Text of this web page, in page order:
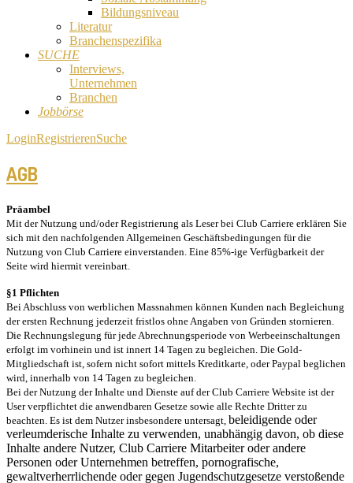
Bildungsniveau
Literatur
Branchenspezifika
SUCHE
Interviews,
Unternehmen
Branchen
Jobbörse
LoginRegistrierenSuche
AGB
Präambel
Mit der Nutzung und/oder Registrierung als Leser bei Club Carriere erklären Sie
sich mit den nachfolgenden Allgemeinen Geschäftsbedingungen für die
Nutzung von Club Carriere einverstanden. Eine 85%-ige Verfügbarkeit der
Seite wird hiermit vereinbart.
§1 Pflichten
Bei Abschluss von werblichen Massnahmen können Kunden nach Begleichung
der ersten Rechnung jederzeit fristlos ohne Angaben von Gründen stornieren.
Die Rechnungslegung für jede Abrechnungsperiode von Werbeeinschaltungen
erfolgt im vorhinein und ist innert 14 Tagen zu begleichen. Die Gold-
Mitgliedschaft ist, sofern nicht sofort mittels Kreditkarte, oder Paypal beglichen
wird, innerhalb von 14 Tagen zu begleichen.
Bei der Nutzung der Inhalte und Dienste auf der Club Carriere Website ist der
User verpflichtet die anwendbaren Gesetze sowie alle Rechte Dritter zu
beachten. Es ist dem Nutzer insbesondere untersagt, beleidigende oder
verleumderische Inhalte zu verwenden, unabhängig davon, ob diese
Inhalte andere Nutzer, Club Carriere Mitarbeiter oder andere
Personen oder Unternehmen betreffen, pornografische,
gewaltverherrlichende oder gegen Jugendschutzgesetze verstoßende